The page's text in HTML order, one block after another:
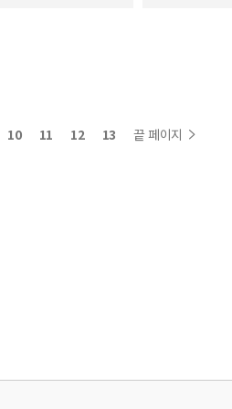
10 11 12 13 끝 페이지